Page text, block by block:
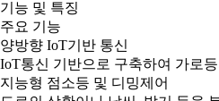
기능 및 특징
주요 기능
양방향 IoT기반 통신
IoT통신 기반으로 구축하여 가로
지능형 점소등 및 디밍제어